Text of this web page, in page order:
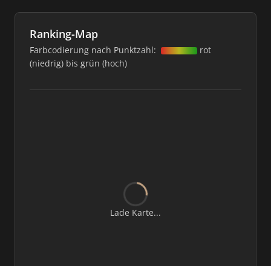
Ranking-Map
Farbcodierung nach Punktzahl:
rot
(niedrig) bis grün (hoch)
Lade Karte...